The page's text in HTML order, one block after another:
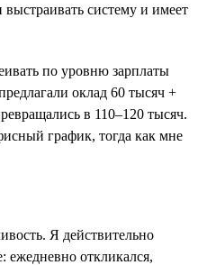
систему и имеет
по уровню зарплаты
оклад 60 тысяч +
в 110–120 тысяч.
график, тогда как мне
Я действительно
ежедневно откликался,